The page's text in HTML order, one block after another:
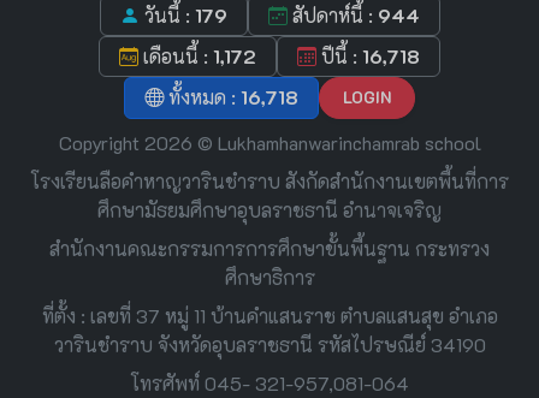
วันนี้ : 179 สัปดาห์นี้ : 944
เดือนนี้ : 1,172 ปีนี้ : 16,718
ทั้งหมด : 16,718 LOGIN
Copyright 2026 © Lukhamhanwarinchamrab school
โรงเรียนลือคำหาญวารินชำราบ สังกัดสำนักงานเขตพื้นที่การ
ศึกษามัธยมศึกษาอุบลราชธานี อำนาจเจริญ
สำนักงานคณะกรรมการการศึกษาขั้นพื้นฐาน กระทรวง
ศึกษาธิการ
ที่ตั้ง : เลขที่ 37 หมู่ 11 บ้านคำแสนราช ตำบลแสนสุข อำเภอ
วารินชำราบ จังหวัดอุบลราชธานี รหัสไปรษณีย์ 34190
โทรศัพท์ 045- 321-957,081-064